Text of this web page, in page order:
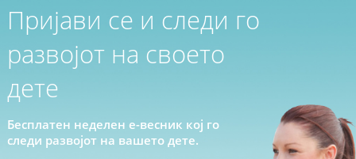
Пријави се и следи го
развојот на своето
дете
Бесплатен неделен е-весник кој го
следи развојот на вашето дете.